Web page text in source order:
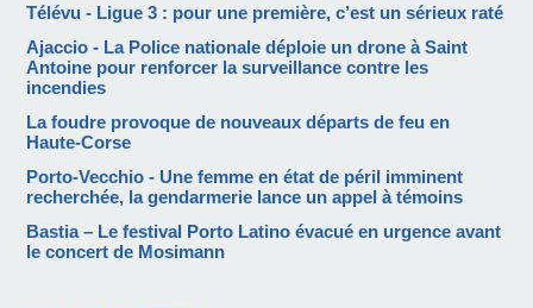
Télévu - Ligue 3 : pour une première, c’est un sérieux raté
Ajaccio - La Police nationale déploie un drone à Saint
Antoine pour renforcer la surveillance contre les
incendies
La foudre provoque de nouveaux départs de feu en
Haute-Corse
Porto-Vecchio - Une femme en état de péril imminent
recherchée, la gendarmerie lance un appel à témoins
Bastia – Le festival Porto Latino évacué en urgence avant
le concert de Mosimann